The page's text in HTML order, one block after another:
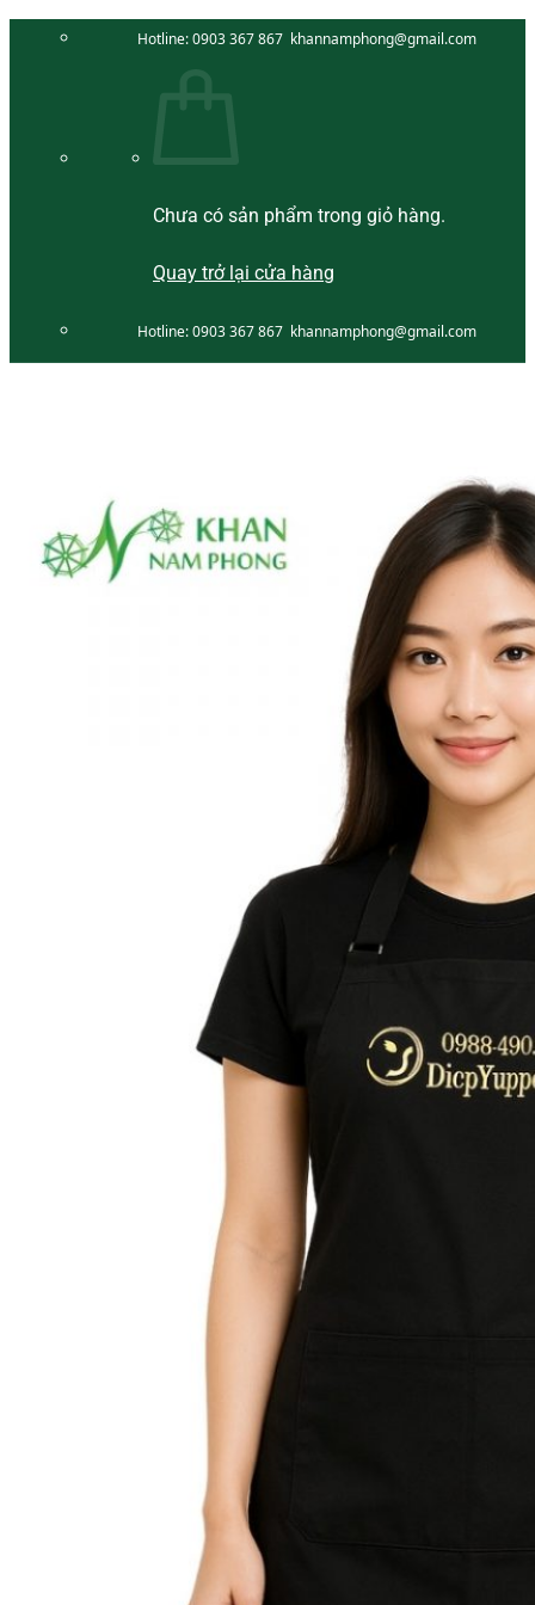
Hotline:0903 367 867 khannamphong@gmail.com
Chưa có sản phẩm trong giỏ hàng.
Quay trở lại cửa hàng
Hotline:0903 367 867 khannamphong@gmail.com
Khăn Salon Tóc, Gội Đầu
Khăn Tắm Hồ Bơi
Khăn Nhà Nghỉ
Thảm Chân Khách Sạn
KHĂN QUÀ TẶNG
KHĂN GIA ĐÌNH
Khăn Tắm
Khăn Tắm 60×120
Khăn Tắm 70×140
Khăn Mặt
Khăn Mặt 34×70
Khăn Mặt 34×80
Khăn Mặt 40×80
Khăn Tay 20×20
Khăn Tay 25×25
ĐỒNG PHỤC SPA